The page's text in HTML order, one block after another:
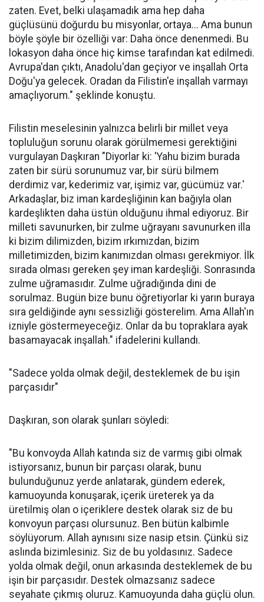
zaten. Evet, belki ulaşamadık ama hep daha
güçlüsünü doğurdu bu misyonlar, ortaya... Ama bunun
böyle şöyle bir özelliği var: Daha önce denenmedi. Bu
lokasyon daha önce hiç kimse tarafından kat edilmedi.
Avrupa'dan çıktı, Anadolu'dan geçiyor ve inşallah Orta
Doğu'ya gelecek. Oradan da Filistin'e inşallah varmayı
amaçlıyorum." şeklinde konuştu.
Filistin meselesinin yalnızca belirli bir millet veya
topluluğun sorunu olarak görülmemesi gerektiğini
vurgulayan Daşkıran "Diyorlar ki: 'Yahu bizim burada
zaten bir sürü sorunumuz var, bir sürü bilmem
derdimiz var, kederimiz var, işimiz var, gücümüz var.'
Arkadaşlar, biz iman kardeşliğinin kan bağıyla olan
kardeşlikten daha üstün olduğunu ihmal ediyoruz. Bir
milleti savunurken, bir zulme uğrayanı savunurken illa
ki bizim dilimizden, bizim ırkımızdan, bizim
milletimizden, bizim kanımızdan olması gerekmiyor. İlk
sırada olması gereken şey iman kardeşliği. Sonrasında
zulme uğramasıdır. Zulme uğradığında dini de
sorulmaz. Bugün bize bunu öğretiyorlar ki yarın buraya
sıra geldiğinde aynı sessizliği gösterelim. Ama Allah'ın
izniyle göstermeyeceğiz. Onlar da bu topraklara ayak
basamayacak inşallah." ifadelerini kullandı.
"Sadece yolda olmak değil, desteklemek de bu işin
parçasıdır"
Daşkıran, son olarak şunları söyledi:
"Bu konvoyda Allah katında siz de varmış gibi olmak
istiyorsanız, bunun bir parçası olarak, bunu
bulunduğunuz yerde anlatarak, gündem ederek,
kamuoyunda konuşarak, içerik üreterek ya da
üretilmiş olan o içeriklere destek olarak siz de bu
konvoyun parçası olursunuz. Ben bütün kalbimle
söylüyorum. Allah aynısını size nasip etsin. Çünkü siz
aslında bizimlesiniz. Siz de bu yoldasınız. Sadece
yolda olmak değil, onun arkasında desteklemek de bu
işin bir parçasıdır. Destek olmazsanız sadece
seyahate çıkmış oluruz. Kamuoyunda daha güçlü olun.